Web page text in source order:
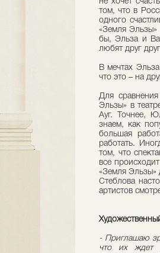
том, что в
одного
«Земля Эльзы»
бы, Эльза и
любят друг
В мечтах
что это – на
Для
Эльзы» в
Ауг. Точнее,
знаем, как
большая
работать.
том, что
все
«Земля Эльзы»
Стеблова
артистов
- Приглашаю
что их ждет